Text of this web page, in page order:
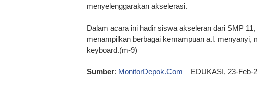
menyelenggarakan akselerasi.
Dalam acara ini hadir siswa akseleran dari SMP
menampilkan berbagai kemampuan a.l.
keyboard.(m-9)
Sumber: MonitorDepok.Com – EDUKASI, 23-Feb-